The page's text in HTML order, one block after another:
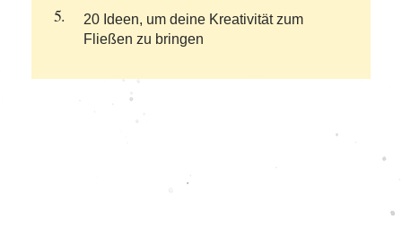
20 Ideen, um deine Kreativität zum
Fließen zu bringen